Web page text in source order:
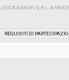
SANOFI S.R.L. A
REQUISITI DI